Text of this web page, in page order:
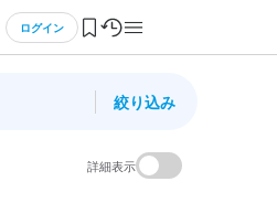
ログイン
絞り込み
詳細表示